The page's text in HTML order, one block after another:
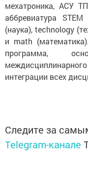
мехатроника, АСУ
аббревиатура
(наука), technology
и math
программа,
интеграции всех
Следите за
Telegram-канале